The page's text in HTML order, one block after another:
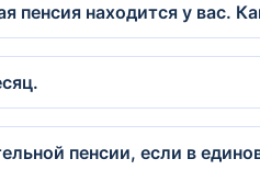
пенсия находится у вас.
пенсии, если в